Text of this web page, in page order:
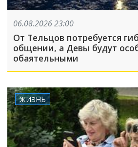
06.08.2026 23:00
От Тельцов потребуется
общении, а Девы будут
обаятельными
ЖИЗНЬ